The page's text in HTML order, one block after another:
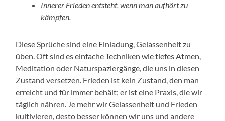
Innerer Frieden entsteht, wenn man aufhört zu
kämpfen.
Diese Sprüche sind eine Einladung, Gelassenheit zu
üben. Oft sind es einfache Techniken wie tiefes Atmen,
Meditation oder Naturspaziergänge, die uns in diesen
Zustand versetzen. Frieden ist kein Zustand, den man
erreicht und für immer behält; er ist eine Praxis, die wir
täglich nähren. Je mehr wir Gelassenheit und Frieden
kultivieren, desto besser können wir uns und andere